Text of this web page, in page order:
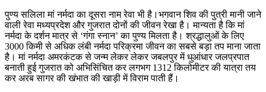
पुण्य सलिला मां नर्मदा का दूसरा नाम रेवा भी है।भगवान शिव की पुत्री मानी जाने
वाली रेवा मध्यप्रदेश और गुजरात दोनों की जीवन रेखा है। मान्यता है कि मां
नर्मदा के दर्शन मात्र से ‘गंगा स्नान’ का पुण्य मिलता है। श्रद्धालुओं के लिए
3000 किमी से अधिक लंबी नर्मदा परिक्रमा जीवन का सबसे बड़ा तप माना जाता
है। मां नर्मदा अमरकंटक से जन्म लेकर लेकर जबलपुर में धुआंधार जलप्रपात
बनाती हुई गुजरात को अभिसिंचित कर लगभग 1312 किलोमीटर की यात्रा तय
कर अरब सागर की खंभात की खाड़ी में विराम पाती हैं।